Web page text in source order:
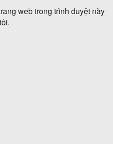
web trong trình duyệt này